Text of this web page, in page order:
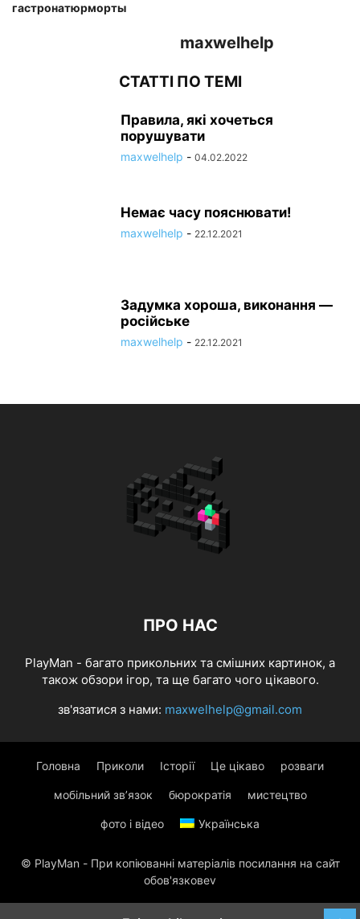
гастронатюрморты
maxwelhelp
СТАТТІ ПО ТЕМІ
Правила, які хочеться
порушувати
maxwelhelp - 04.02.2022
Немає часу пояснювати!
maxwelhelp - 22.12.2021
Задумка хороша, виконання —
російське
maxwelhelp - 22.12.2021
ПРО НАС
PlayMan - багато прикольних та смішних картинок, а
також обзори ігор, та ще багато чого цікавого.
зв'язатися з нами: maxwelhelp@gmail.com
Головна Приколи Історії Це цікаво розваги
мобільний зв’язок бюрократія мистецтво
фото і відео Українська
© PlayMan - При копіюванні матеріалів посилання на сайт
обов'язковеv